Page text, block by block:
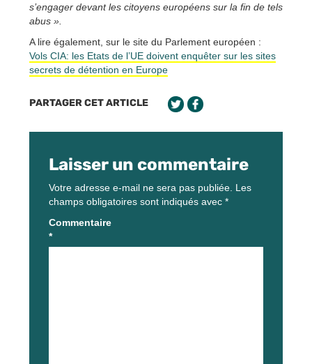
s’engager devant les citoyens européens sur la fin de tels
abus ».
A lire également, sur le site du Parlement européen :
Vols CIA: les Etats de l’UE doivent enquêter sur les sites
secrets de détention en Europe
PARTAGER CET ARTICLE
Laisser un commentaire
Votre adresse e-mail ne sera pas publiée. Les
champs obligatoires sont indiqués avec *
Commentaire
*